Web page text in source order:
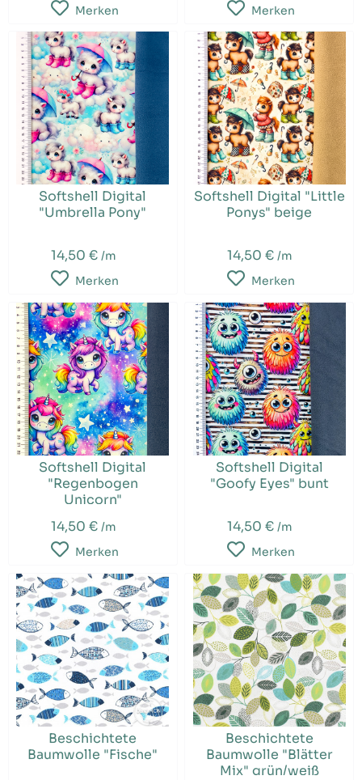
Merken Merken
Softshell Digital
"Umbrella Pony"
14,50 € /m
Merken
Softshell Digital "Little
Ponys" beige
14,50 €/m
Merken
Softshell Digital
"Regenbogen
Unicorn"
14,50 € /m
Merken
Softshell Digital
"Goofy Eyes" bunt
14,50 €/m
Merken
Beschichtete
Baumwolle "Fische"
Beschichtete
Baumwolle "Blätter
Mix" grün/weiß